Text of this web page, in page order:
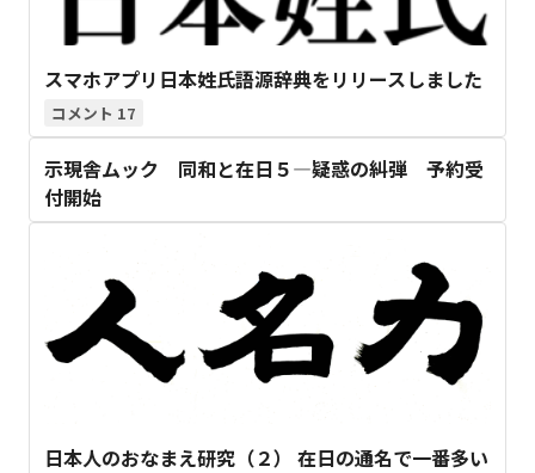
スマホアプリ日本姓氏語源辞典をリリースしました
17
示現舎ムック 同和と在日５―疑惑の糾弾 予約受
付開始
日本人のおなまえ研究（２） 在日の通名で一番多い